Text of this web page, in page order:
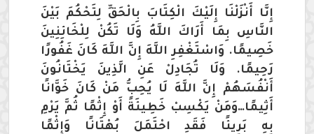
إِنَّا أَنْزَلْنَا إِلَيْكَ الْكِتَابَ بِالْحَقِّ لِتَحْكُمَ بَيْنَ
النَّاسِ بِمَا أَرَاكَ اللَّهُ وَلَا تَكُنْ لِلْخَائِنِينَ
خَصِيمًا. وَاسْتَغْفِرِ اللَّهَ إِنَّ اللَّهَ كَانَ غَفُورًا
رَحِيمًا. وَلَا تُجَادِلْ عَنِ الَّذِينَ يَخْتَانُونَ
أَنْفُسَهُمْ إِنَّ اللَّهَ لَا يُحِبُّ مَنْ كَانَ خَوَّانًا
أَثِيمًا…وَمَنْ يَكْسِبْ خَطِيئَةً أَوْ إِثْمًا ثُمَّ يَرْمِ
بِهِ بَرِيئًا فَقَدِ احْتَمَلَ بُهْتَانًا وَإِثْمًا